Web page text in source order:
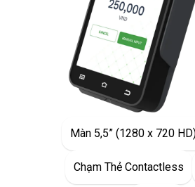
Màn 5,5” (1280 x 720
Chạm Thẻ Contactless